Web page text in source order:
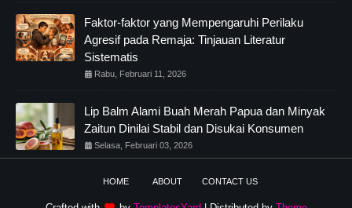
Faktor-faktor yang Mempengaruhi Perilaku
Agresif pada Remaja: Tinjauan Literatur
Sistematis
Rabu, Februari 11, 2026
Lip Balm Alami Buah Merah Papua dan Minyak
Zaitun Dinilai Stabil dan Disukai Konsumen
Selasa, Februari 03, 2026
HOME ABOUT CONTACT US